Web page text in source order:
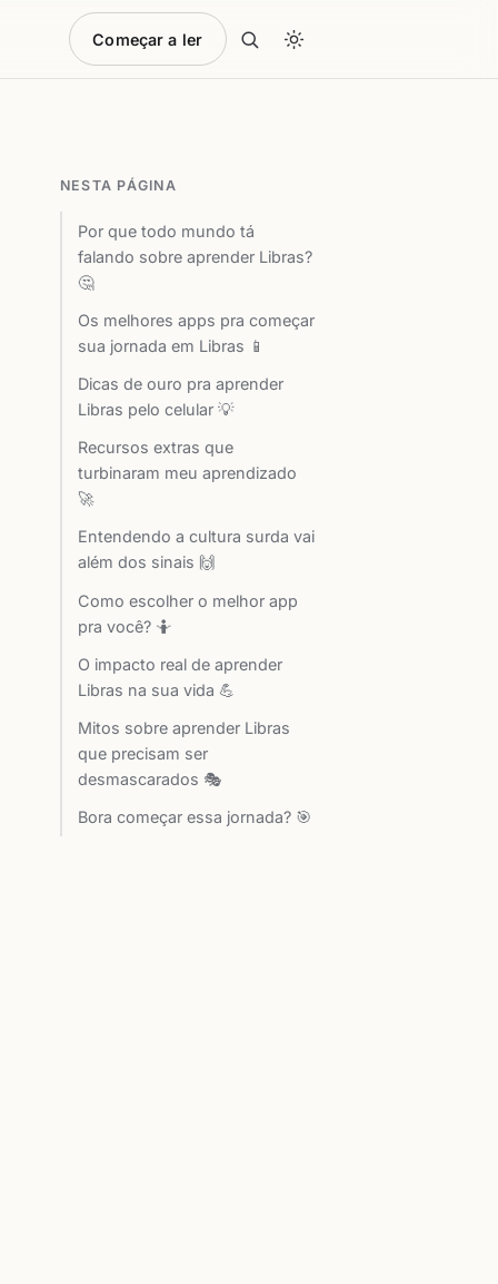
Começar a ler
NESTA PÁGINA
Por que todo mundo tá
falando sobre aprender Libras?
🤔
Os melhores apps pra começar
sua jornada em Libras 📱
Dicas de ouro pra aprender
Libras pelo celular 💡
Recursos extras que
turbinaram meu aprendizado
🚀
Entendendo a cultura surda vai
além dos sinais 🙌
Como escolher o melhor app
pra você? 🤷
O impacto real de aprender
Libras na sua vida 💪
Mitos sobre aprender Libras
que precisam ser
desmascarados 🎭
Bora começar essa jornada? 🎯